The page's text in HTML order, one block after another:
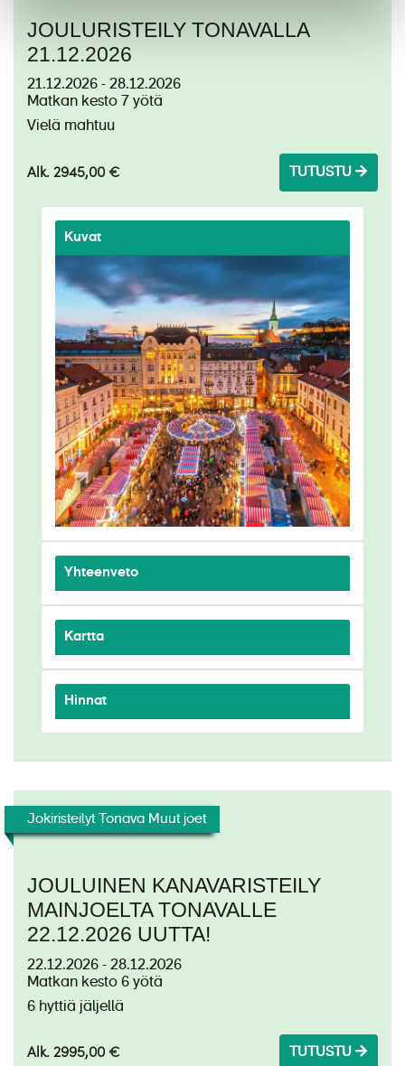
JOULURISTEILY TONAVALLA
21.12.2026
21.12.2026 - 28.12.2026
Matkan kesto 7 yötä
Vielä mahtuu
Alk. 2945,00 € TUTUSTU
Kuvat
Yhteenveto
Kartta
Hinnat
Jokiristeilyt Tonava Muut joet
JOULUINEN KANAVARISTEILY
MAINJOELTA TONAVALLE
22.12.2026 UUTTA!
22.12.2026 - 28.12.2026
Matkan kesto 6 yötä
6 hyttiä jäljellä
Alk. 2995,00 € TUTUSTU